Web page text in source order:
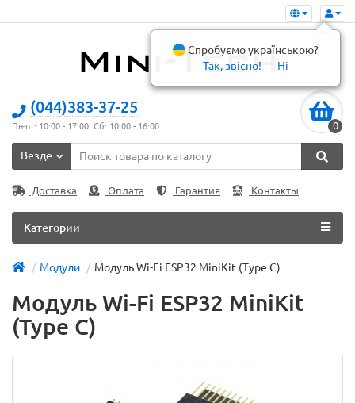
(044)383-37-25
Пн-пт: 10:00 - 17:00. Сб: 10:00 - 16:00 0
Везде
Доставка Оплата Гарантия Контакты
Категории
Модули Модуль Wi-Fi ESP32 MiniKit (Type C)
Модуль Wi-Fi ESP32 MiniKit
(Type C)
Спробуємо українською?
Так, звісно!
Ні